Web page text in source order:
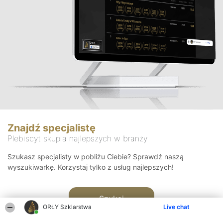
ORŁY Szklarstwa Live chat
Znajdź specjalistę
Plebiscyt skupia najlepszych w branży
Szukasz specjalisty w pobliżu Ciebie? Sprawdź naszą
wyszukiwarkę. Korzystaj tylko z usług najlepszych!
Szukaj